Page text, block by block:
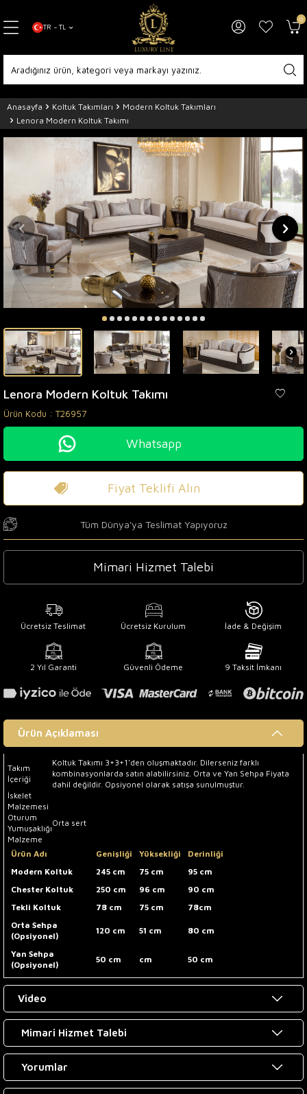
TR − TL
0
Anasayfa Koltuk Takımları
Modern Koltuk Takımları
Lenora Modern Koltuk Takımı
Lenora Modern Koltuk Takımı
Ürün Kodu : T26957
Whatsapp
Fiyat Teklifi Alın
Tüm Dünya'ya Teslimat Yapıyoruz
Mimari Hizmet Talebi
Ücretsiz Teslimat Ücretsiz Kurulum İade & Değişim
2 Yıl Garanti Güvenli Ödeme 9 Taksit İmkanı
Ürün Açıklaması
Takım
İçeriği
Koltuk Takımı 3+3+1'den oluşmaktadır. Dilerseniz farklı
kombinasyonlarda satın alabilirsiniz. Orta ve Yan Sehpa Fiyata
dahil değildir. Opsiyonel olarak satışa sunulmuştur.
İskelet
Malzemesi
Oturum
Yumuşaklığı
Orta sert
Malzeme
Ürün Adı
Genişliği Yüksekliği
Derinliği
Modern Koltuk
245 cm 75 cm
95 cm
Chester Koltuk
250 cm 96 cm
90 cm
Tekli Koltuk
78 cm 75 cm
78cm
Orta Sehpa
(Opsiyonel)
120 cm 51 cm 80 cm
Yan Sehpa
(Opsiyonel)
50 cm cm 50 cm
Video
Mimari Hizmet Talebi
Yorumlar